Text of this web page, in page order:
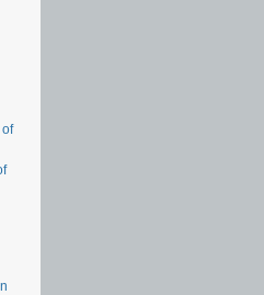
of